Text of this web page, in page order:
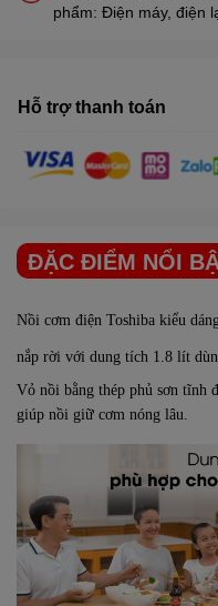
phẩm: Điện máy, điện
Hỗ trợ thanh toán
ĐẶC ĐIỂM NỔI
Nồi cơm điện Toshiba kiểu
nắp rời với dung tích 1.8 lít
Vỏ nồi bằng thép phủ sơn tĩnh
giúp nồi giữ cơm nóng lâu.